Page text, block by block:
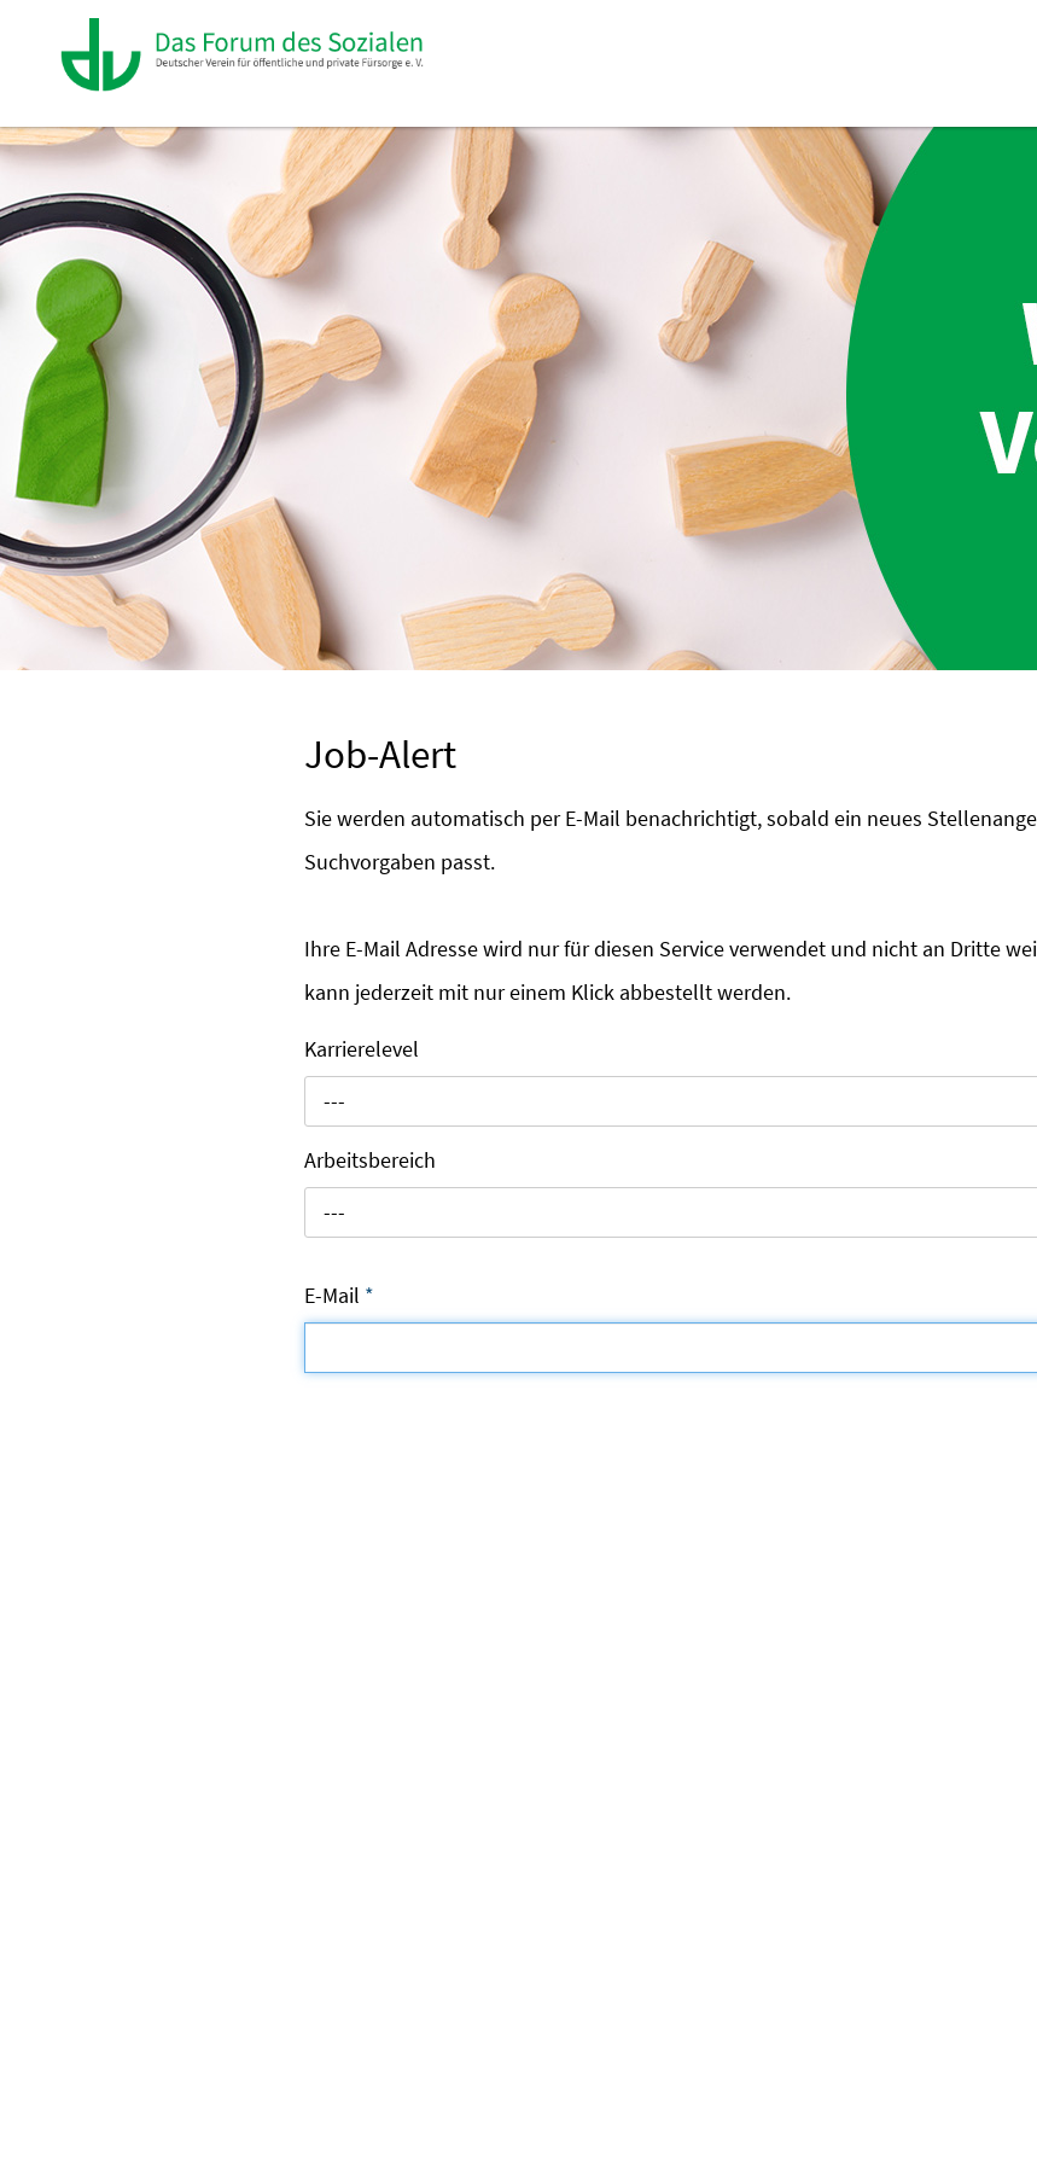
Job-Alert
Sie werden automatisch per E-Mail benachrichtigt, sobald ein neues
Suchvorgaben passt.
Ihre E-Mail Adresse wird nur für diesen Service verwendet und nicht an Dritte
kann jederzeit mit nur einem Klick abbestellt werden.
Karrierelevel
---
Arbeitsbereich
---
E-Mail *